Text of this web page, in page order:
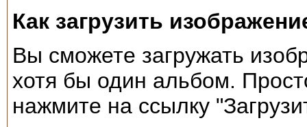
Как загрузить
Вы сможете загружать
хотя бы один альбом.
нажмите на ссылку